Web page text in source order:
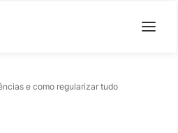
e como regularizar tudo